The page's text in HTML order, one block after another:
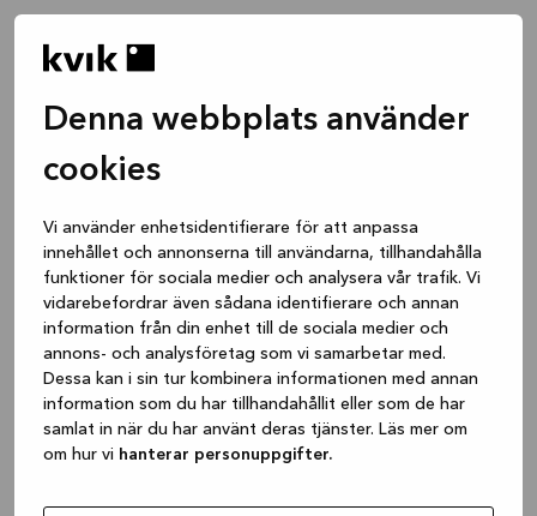
Denna webbplats använder
cookies
Vi använder enhetsidentifierare för att anpassa
innehållet och annonserna till användarna, tillhandahålla
funktioner för sociala medier och analysera vår trafik. Vi
vidarebefordrar även sådana identifierare och annan
information från din enhet till de sociala medier och
annons- och analysföretag som vi samarbetar med.
Dessa kan i sin tur kombinera informationen med annan
information som du har tillhandahållit eller som de har
samlat in när du har använt deras tjänster. Läs mer om
om hur vi hanterar personuppgifter.